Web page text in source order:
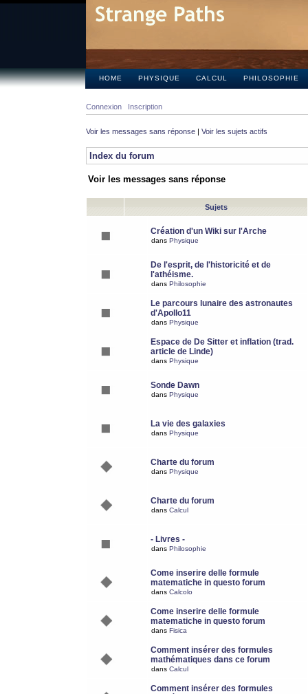
HOME PHYSIQUE CALCUL PHILOSOPHIE
Connexion Inscription
Voir les messages sans réponse | Voir les sujets actifs
Index du forum
Voir les messages sans réponse
Sujets
Création d'un Wiki sur l'Arche
dans Physique
De l'esprit, de l'historicité et de
l'athéisme.
dans Philosophie
Le parcours lunaire des astronautes
d'Apollo11
dans Physique
Espace de De Sitter et inflation (trad.
article de Linde)
dans Physique
Sonde Dawn
dans Physique
La vie des galaxies
dans Physique
Charte du forum
dans Physique
Charte du forum
dans Calcul
- Livres -
dans Philosophie
Come inserire delle formule
matematiche in questo forum
dans Calcolo
Come inserire delle formule
matematiche in questo forum
dans Fisica
Comment insérer des formules
mathématiques dans ce forum
dans Calcul
Comment insérer des formules